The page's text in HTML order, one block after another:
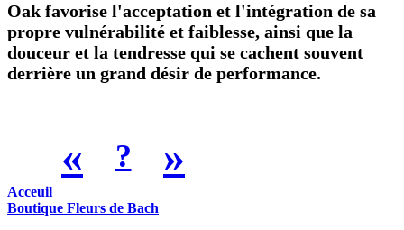
Oak favorise l'acceptation et l'intégration de sa
propre vulnérabilité et faiblesse, ainsi que la
douceur et la tendresse qui se cachent souvent
derrière un grand désir de performance.
« ? »
Acceuil
Boutique Fleurs de Bach